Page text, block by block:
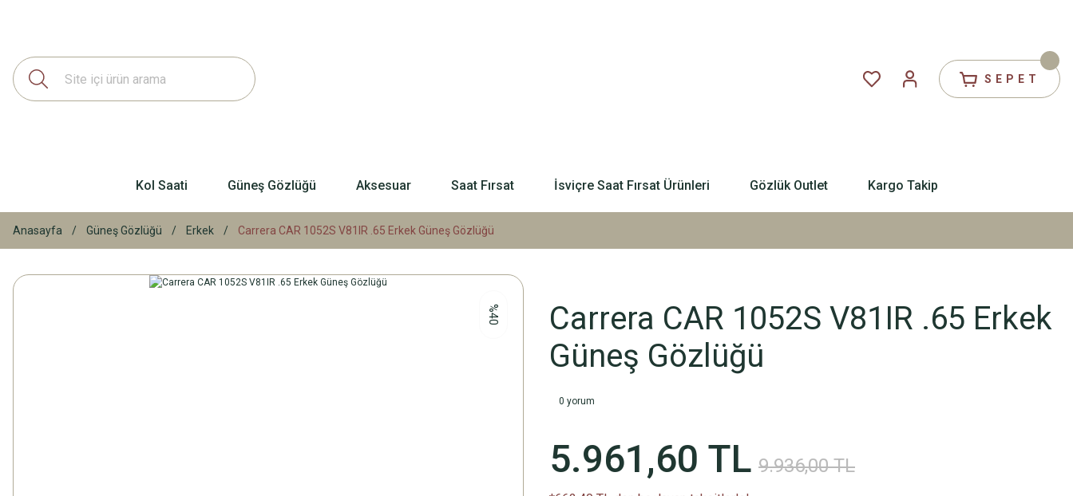
SEPET
Kol Saati Güneş Gözlüğü Aksesuar Saat Fırsat İsviçre Saat Fırsat Ürünleri Gözlük Outlet Kargo Takip
Anasayfa Güneş Gözlüğü Erkek Carrera CAR 1052S V81IR .65 Erkek Güneş Gözlüğü
%40
Carrera CAR 1052S V81IR .65 Erkek
Güneş Gözlüğü
0 yorum
5.961,60 TL 9.936,00 TL